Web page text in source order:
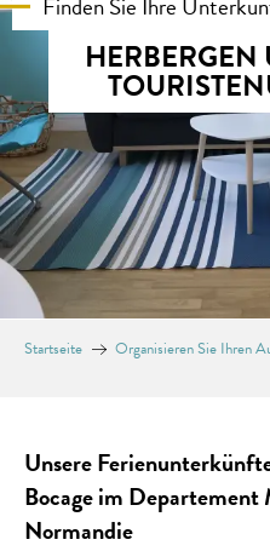
Startseite Organisieren Sie Ihren
Unsere
Bocage im
Normandie